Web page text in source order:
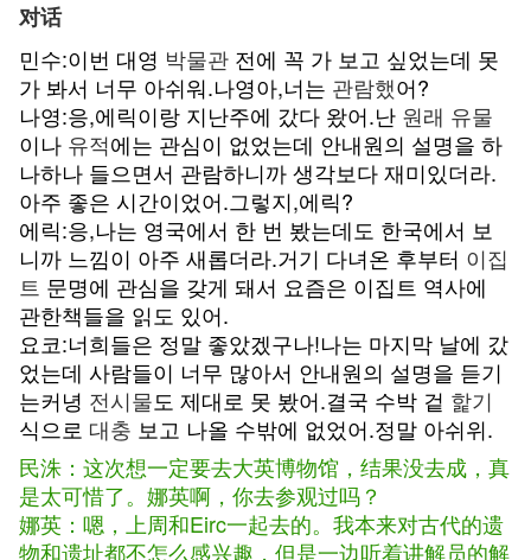
对话
민수:이번 대영 박물관 전에 꼭 가 보고 싶었는데 못
가 봐서 너무 아쉬워.나영아,너는 관람했어?
나영:응,에릭이랑 지난주에 갔다 왔어.난 원래 유물
이나 유적에는 관심이 없었는데 안내원의 설명을 하
나하나 들으면서 관람하니까 생각보다 재미있더라.
아주 좋은 시간이었어.그렇지,에릭?
에릭:응,나는 영국에서 한 번 봤는데도 한국에서 보
니까 느낌이 아주 새롭더라.거기 다녀온 후부터 이집
트 문명에 관심을 갖게 돼서 요즘은 이집트 역사에
관한책들을 읽도 있어.
요코:너희들은 정말 좋았겠구나!나는 마지막 날에 갔
었는데 사람들이 너무 많아서 안내원의 설명을 듣기
는커녕 전시물도 제대로 못 봤어.결국 수박 겉 핥기
식으로 대충 보고 나올 수밖에 없었어.정말 아쉬위.
民洙：这次想一定要去大英博物馆，结果没去成，真
是太可惜了。娜英啊，你去参观过吗？
娜英：嗯，上周和Eirc一起去的。我本来对古代的遗
物和遗址都不怎么感兴趣，但是一边听着讲解员的解